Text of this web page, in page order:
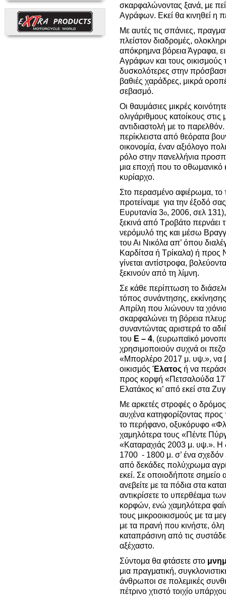
σκαρφαλώνοντας ξανά, με
Αγράφων. Εκεί θα κινηθεί η
Με αυτές τις σπάνιες,
πλείστον διαδρομές,
απόκρημνα βόρεια Άγραφα,
Αγράφων και τους οικισμούς
δυσκολότερες στην πρόσβαση
βαθιές χαράδρες, μικρά
σεβασμό.
Οι θαυμάσιες μικρές
ολιγάριθμους κατοίκους στις
αντιδιαστολή με το
περίκλειστα από θεόρατα
οικονομία, έναν αξιόλογο
ρόλο στην πανελλήνια
μια εποχή που το οθωμανικό
κυρίαρχο.
Στο περασμένο αφιέρωμα, το
προτείναμε για την έξοδό
Ευρυτανία 3ο, 2006, σελ
ξεκινά από Τροβάτο περνάει
νερόμυλό της και μέσω
του Αι Νικόλα απ’ όπου
Καρδίτσα ή Τρίκαλα) ή προς
γίνεται αντίστροφα,
ξεκινούν από τη λίμνη.
Σε κάθε περίπτωση το
τόπος συνάντησης,
Απρίλη που λιώνουν τα
σκαρφαλώνει τη βόρεια
συναντώντας αριστερά το
του Ε – 4, (ευρωπαϊκό
χρησιμοποιούν συχνά οι
«Μπορλέρο 2017 μ. υψ.», να
οικισμός Έλατος ή να
προς κορφή «Πετσαλούδα
Ελατάκος κι’ από εκεί στα
Με αρκετές στροφές ο
αυχένα κατηφορίζοντας
το περήφανο, οξυκόρυφο
χαμηλότερα τους «Πέντε
«Καταραχιάς 2003 μ. υψ.». Η
1700 - 1800 μ. σ’ ένα σχεδόν
από δεκάδες πολύχρωμα
εκεί. Σε οποιοδήποτε σημείο
ανεβείτε με τα πόδια στα
αντικρίσετε το υπερθέαμα
κορφών, ενώ χαμηλότερα
τους μικροοικισμούς με τα
με τα πρανή που κινήστε,
καταπράσινη από τις
αξέχαστο.
Σύντομα θα φτάσετε στο
μια πραγματική,
άνθρωποι σε πολεμικές
πέτρινο χτιστό τοιχίο